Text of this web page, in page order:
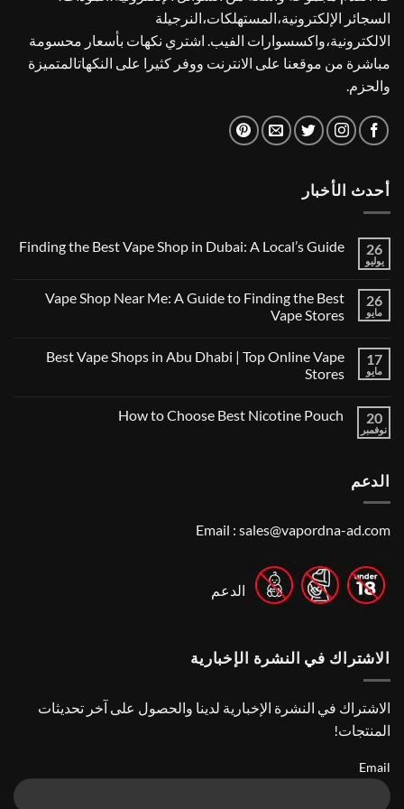
السجائر الإلكترونية،المستهلكات،النرجيلة
الالكترونية،واكسسوارات الفيب. اشتري نكهات بأسعار محسومة
مباشرة من موقعنا على الانترنت ووفر كثيرا على النكهاتالمتميزة
والحزم.
أحدث الأخبار
26
يوليو
Finding the Best Vape Shop in Dubai: A Local’s Guide
على
Finding
the
Shop
in
Dubai:
Guide
26
مايو
Vape Shop Near Me: A Guide to Finding the Best
Vape Stores
تعليقات
على
Vape
Me:
17
مايو
Best Vape Shops in Abu Dhabi | Top Online Vape
Stores
تعليقات
Online
20
نوفمبر
How to Choose Best Nicotine Pouch
Nicotine
Pouch
الدعم
Email : sales@vapordna-ad.com
الدعم
الاشتراك في النشرة الإخبارية
الاشتراك في النشرة الإخبارية لدينا والحصول على آخر تحديثات
المنتجات!
Email